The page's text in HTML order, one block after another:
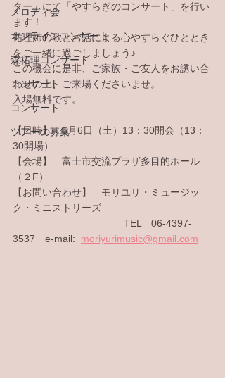
メロディ会
オンラインコンサート
森祐理コンサート
コンサート
コンサート
ツアーの募集
ター」にて「やすらぎのコンサート」を行い
ます！
祐理姉の歌とお話による心やすらぐひととき
をご一緒に過ごしましょう♪
この機会に是非、ご家族・ご友人をお誘い合
わせの上、ご来場くださいませ。
入場無料です。
【日時】　6月6日（土）13：30開会（13：
30開場）
【会場】　富士市交流プラザ多目的ホール
（２F）
【お問い合わせ】　モリユリ・ミュージッ
ク・ミニストリーズ
TEL　06-4397-
3537　e-mail: moriyurimusic@gmail.com